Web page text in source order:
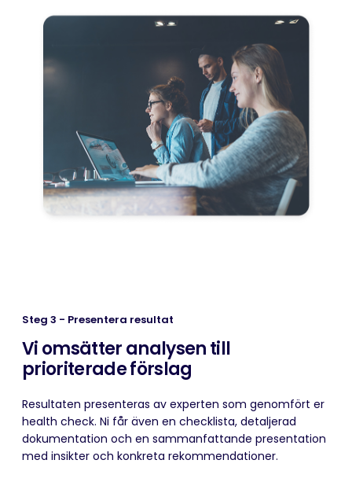
Steg 3 - Presentera resultat
Vi omsätter analysen till
prioriterade förslag
Resultaten presenteras av experten som genomfört er
health check. Ni får även en checklista, detaljerad
dokumentation och en sammanfattande presentation
med insikter och konkreta rekommendationer.